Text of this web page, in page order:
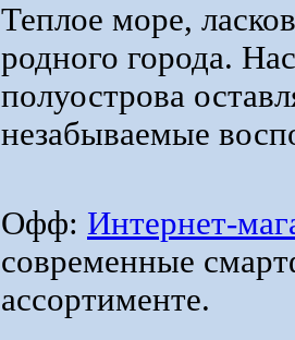
Теплое море,
родного города.
полуострова
незабываемые
Офф: Интернет-
современные
ассортименте.